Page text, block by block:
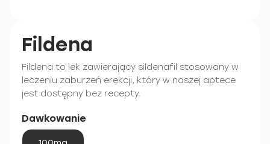
Fildena
Fildena to lek zawierający sildenafil stosowany w
leczeniu zaburzeń erekcji, który w naszej aptece
jest dostępny bez recepty.
Dawkowanie